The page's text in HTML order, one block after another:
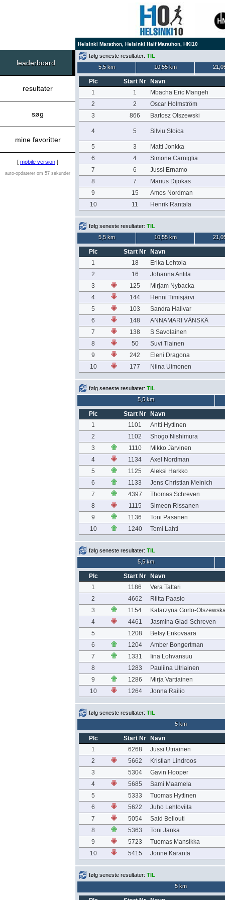
Helsinki Marathon, Helsinki Half Marathon, HKI10
leaderboard
resultater
søg
mine favoritter
[ mobile version ]
auto-opdaterer om 57 sekunder
følg seneste resultater: TIL
5,5 km
10,55 km
Plc Start Nr
Navn
1
1
Mbacha Eric Mangeh
2
2
Oscar Holmström
3
866 Bartosz Olszewski
4 5 Silviu Stoica
5 3
Matti Jonkka
6
4
Simone Carniglia
7
6
Jussi Ernamo
8
7
Marius Dijokas
9
15
Amos Nordman
10
11 Henrik Rantala
følg seneste resultater: TIL
5,5 km
10,55 km
Plc Start Nr
Navn
1
18
Erika Lehtola
2
16
Johanna Antila
3
125
Mirjam Nybacka
4
144
Henni Timisjärvi
5
103
Sandra Hallvar
6
148
ANNAMARI VÄNSKÄ
7
138
S Savolainen
8
50
Suvi Tiainen
9
242
Eleni Dragona
10
177 Niina Uimonen
følg seneste resultater: TIL
5,5 km
Plc Start Nr
Navn
1
1101
Antti Hyttinen
2
1102
Shogo Nishimura
3
1110
Mikko Järvinen
4
1134
Axel Nordman
5
1125
Aleksi Harkko
6
1133
Jens Christian Meinich
7
4397
Thomas Schreven
8
1115
Simeon Rissanen
9
1136
Toni Pasanen
10
1240 Tomi Lahti
følg seneste resultater: TIL
5,5 km
Plc Start Nr
Navn
1
1186
Vera Tattari
2
4662
Riitta Paasio
3
1154
Katarzyna Gorlo-
4
4461
Jasmina Glad-Schreven
5
1208
Betsy Enkovaara
6
1204
Amber Bongertman
7
1331
Iina Lohvansuu
8
1283
Pauliina Utriainen
9
1286
Mirja Vartiainen
10
1264 Jonna Railio
følg seneste resultater: TIL
5 km
Plc Start Nr
Navn
1
6268
Jussi Utriainen
2
5662
Kristian Lindroos
3
5304
Gavin Hooper
4
5685
Sami Maamela
5
5333
Tuomas Hyttinen
6
5622
Juho Lehtoviita
7
5054
Said Bellouti
8
5363
Toni Janka
9
5723
Tuomas Mansikka
10
5415 Jonne Karanta
følg seneste resultater: TIL
5 km